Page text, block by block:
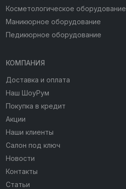
Косметологическое оборудование
Маникюрное оборудование
Педикюрное оборудование
КОМПАНИЯ
Доставка и оплата
Наш ШоуРум
Покупка в кредит
Акции
Наши клиенты
Салон под ключ
Новости
Контакты
Статьи